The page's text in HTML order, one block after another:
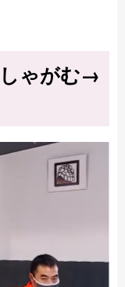
ゃがむ→